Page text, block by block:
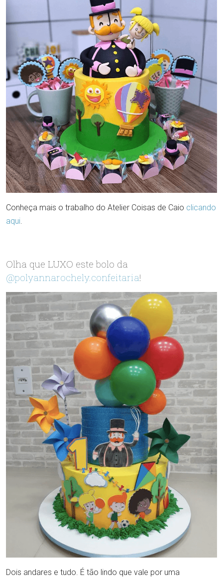
Conheça mais o trabalho do Atelier Coisas de Caio clicando
aqui.
Olha que LUXO este bolo da
@polyannarochely.confeitaria!
Dois andares e tudo. É tão lindo que vale por uma